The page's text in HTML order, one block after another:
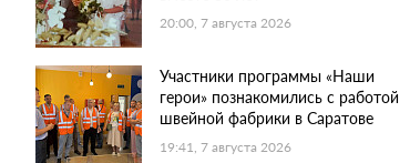
20:00, 7 августа 2026
Участники программы «Наши
герои» познакомились с работой
швейной фабрики в Саратове
19:41, 7 августа 2026